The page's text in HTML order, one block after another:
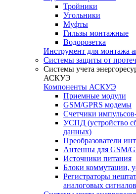
Тройники
Угольники
Муфты
Гильзы монтажные
Водорозетка
Инструмент для монтажа
Системы защиты от
Системы учета
АСКУЭ
Компоненты АСКУЭ
Приемные модули
GSM/GPRS модемы
Счетчики
УСПД (устройство
данных)
Преобразователи
Антенны для GSM/
Источники питания
Блоки коммутации,
Регистраторы
аналоговых сигналов